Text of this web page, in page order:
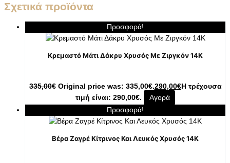
Σχετικά προϊόντα
Προσφορά!
Κρεμαστό Μάτι Δάκρυ Χρυσός Με Ζιργκόν 14K
335,00€ Original price was: 335,00€.290,00€Η τρέχουσα
τιμή είναι: 290,00€.
Αγορά
Προσφορά!
Βέρα Ζαγρέ Κίτρινος Και Λευκός Χρυσός 14Κ